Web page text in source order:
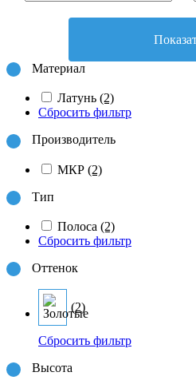
Материал
Латунь (2)
Сбросить фильтр
Производитель
МКР (2)
Тип
Полоса (2)
Сбросить фильтр
Оттенок
(2)
Сбросить фильтр
Высота